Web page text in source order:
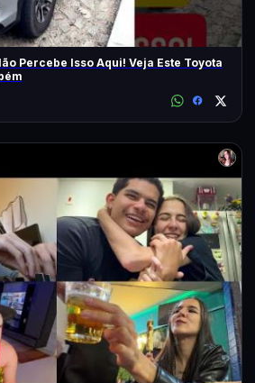
Percebe Isso Aqui! Veja Este Toyota